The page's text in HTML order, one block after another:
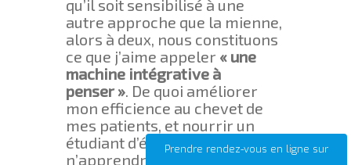
Prendre rendez-vous en ligne sur
qu’il soit sensibilisé à une
autre approche que la mienne,
alors à deux, nous constituons
ce que j’aime appeler « une
machine intégrative à
penser » . De quoi améliorer
mon efficience au chevet de
mes patients, et nourrir un
étudiant d’éléments qu’il
n’apprendra jamais à